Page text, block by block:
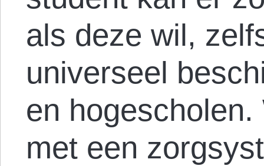
als deze wil,
universeel
en
met een